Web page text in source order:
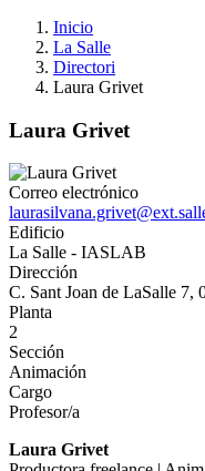
Inicio
La Salle
Directori
Laura Grivet
Laura Grivet
Correo electrónico
Edificio
La Salle - IASLAB
Dirección
C. Sant Joan de LaSalle 7,
Planta
2
Sección
Animación
Cargo
Profesor/a
Laura Grivet